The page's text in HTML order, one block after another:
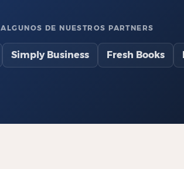
ALGUNOS DE NUESTROS PARTNERS
Simply Business Fresh Books